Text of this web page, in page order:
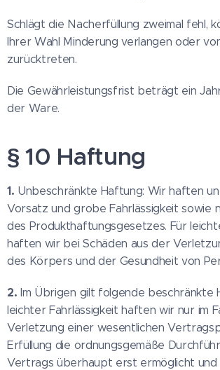
Schlägt die Nacherfüllung zweimal fehl,
Ihrer Wahl Minderung verlangen oder
zurücktreten.
Die Gewährleistungsfrist beträgt ein
der Ware.
§ 10 Haftung
1. Unbeschränkte Haftung: Wir haften
Vorsatz und grobe Fahrlässigkeit sowie
des Produkthaftungsgesetzes. Für
haften wir bei Schäden aus der
des Körpers und der Gesundheit von
2. Im Übrigen gilt folgende beschränkte
leichter Fahrlässigkeit haften wir nur im
Verletzung einer wesentlichen
Erfüllung die ordnungsgemäße
Vertrags überhaupt erst ermöglicht